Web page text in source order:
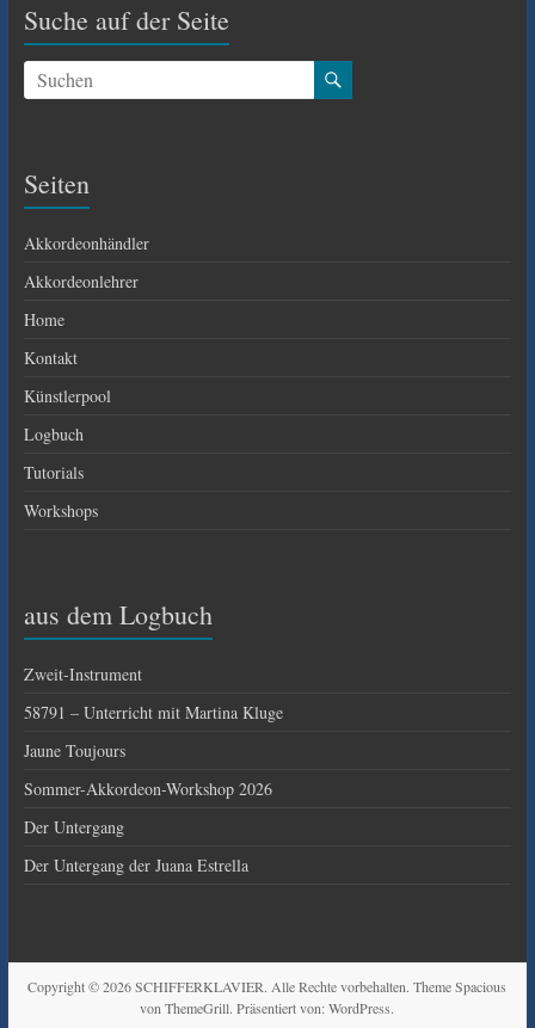
Suche auf der Seite
Seiten
Akkordeonhändler
Akkordeonlehrer
Home
Kontakt
Künstlerpool
Logbuch
Tutorials
Workshops
aus dem Logbuch
Zweit-Instrument
58791 – Unterricht mit Martina Kluge
Jaune Toujours
Sommer-Akkordeon-Workshop 2026
Der Untergang
Der Untergang der Juana Estrella
Copyright © 2026SCHIFFERKLAVIER. Alle Rechte vorbehalten. ThemeSpacious
von ThemeGrill. Präsentiert von:WordPress.